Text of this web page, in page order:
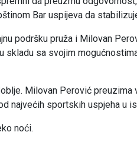
Bar uspijeva da
podršku pruža i Milovan
skladu sa svojim
Milovan Perović preuzima
najvećih sportskih uspjeha u
noći.